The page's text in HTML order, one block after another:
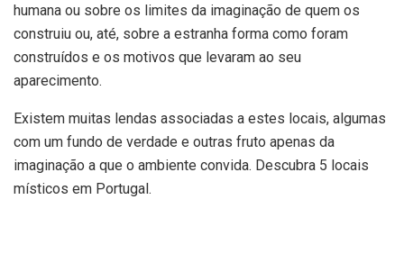
humana ou sobre os limites da imaginação de quem os
construiu ou, até, sobre a estranha forma como foram
construídos e os motivos que levaram ao seu
aparecimento.
Existem muitas lendas associadas a estes locais, algumas
com um fundo de verdade e outras fruto apenas da
imaginação a que o ambiente convida. Descubra 5 locais
místicos em Portugal.